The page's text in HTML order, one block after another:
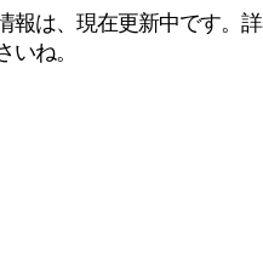
報は、現在更新中です。詳
いね。